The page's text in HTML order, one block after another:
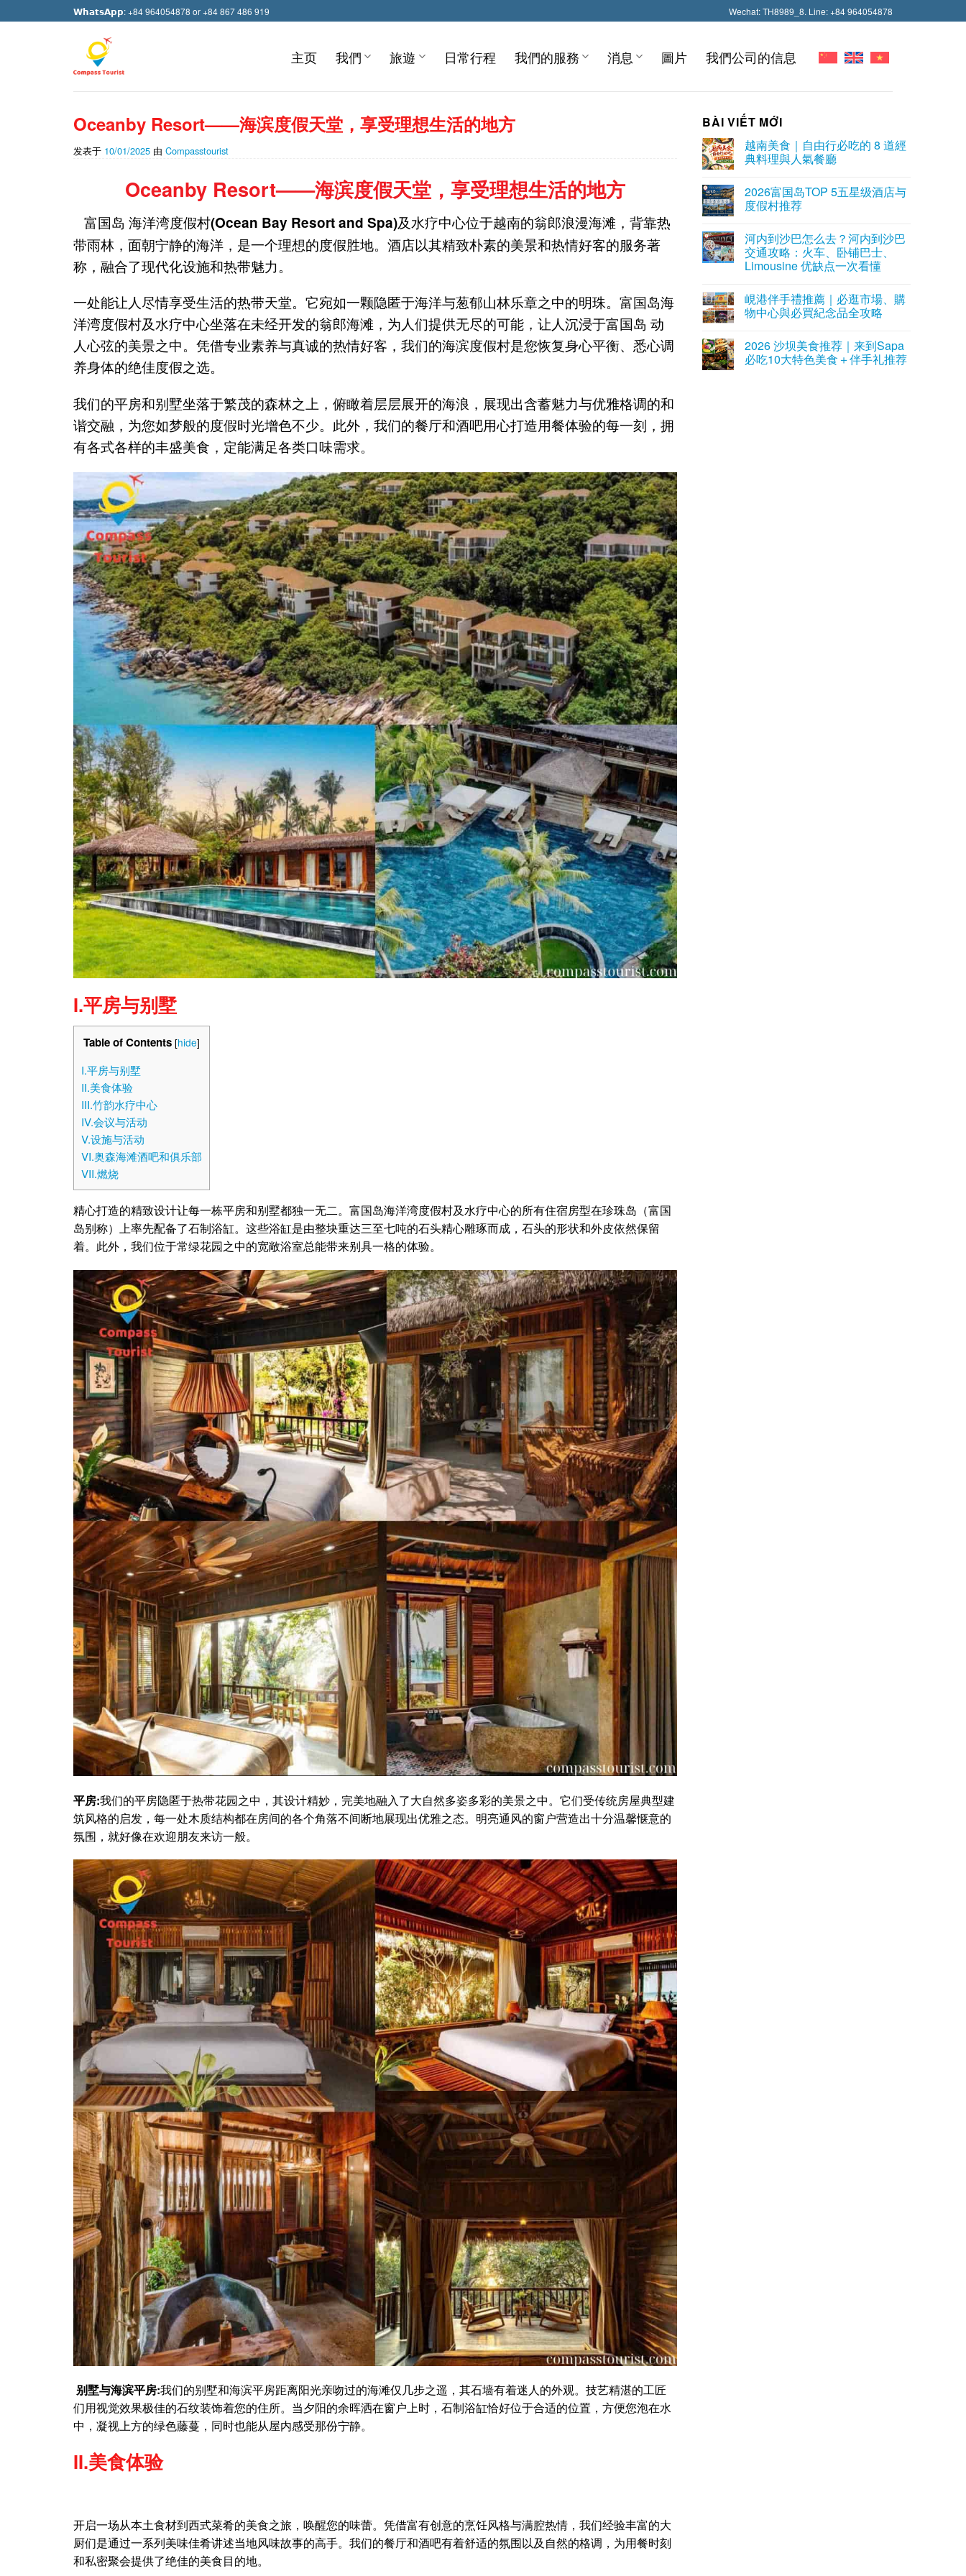
to
𝗪𝗵𝗮𝘁𝘀𝗔𝗽𝗽: +84 964054878 or +84 867 486 919 Wechat: TH8989_8. Line: +84 964054878
主页 我們 旅遊 日常行程 我們的服務 消息 圖片 我們公司的信息
Oceanby Resort——海滨度假天堂，享受理想生活的地方
发表于 10/01/2025 由 Compasstourist
Oceanby Resort——海滨度假天堂，享受理想生活的地方
富国岛 海洋湾度假村(Ocean Bay Resort and Spa)及水疗中心位于越南的翁郎浪漫海滩，背靠热
带雨林，面朝宁静的海洋，是一个理想的度假胜地。酒店以其精致朴素的美景和热情好客的服务著
称，融合了现代化设施和热带魅力。
一处能让人尽情享受生活的热带天堂。它宛如一颗隐匿于海洋与葱郁山林乐章之中的明珠。富国岛海
洋湾度假村及水疗中心坐落在未经开发的翁郎海滩，为人们提供无尽的可能，让人沉浸于富国岛 动
人心弦的美景之中。凭借专业素养与真诚的热情好客，我们的海滨度假村是您恢复身心平衡、悉心调
养身体的绝佳度假之选。
我们的平房和别墅坐落于繁茂的森林之上，俯瞰着层层展开的海浪，展现出含蓄魅力与优雅格调的和
谐交融，为您如梦般的度假时光增色不少。此外，我们的餐厅和酒吧用心打造用餐体验的每一刻，拥
有各式各样的丰盛美食，定能满足各类口味需求。
I.平房与别墅
Table of Contents [hide]
I.平房与别墅
II.美食体验
III.竹韵水疗中心
IV.会议与活动
V.设施与活动
VI.奥森海滩酒吧和俱乐部
VII.燃烧
精心打造的精致设计让每一栋平房和别墅都独一无二。富国岛海洋湾度假村及水疗中心的所有住宿房型在珍珠岛（富国
岛别称）上率先配备了石制浴缸。这些浴缸是由整块重达三至七吨的石头精心雕琢而成，石头的形状和外皮依然保留
着。此外，我们位于常绿花园之中的宽敞浴室总能带来别具一格的体验。
平房:我们的平房隐匿于热带花园之中，其设计精妙，完美地融入了大自然多姿多彩的美景之中。它们受传统房屋典型建
筑风格的启发，每一处木质结构都在房间的各个角落不间断地展现出优雅之态。明亮通风的窗户营造出十分温馨惬意的
氛围，就好像在欢迎朋友来访一般。
别墅与海滨平房:我们的别墅和海滨平房距离阳光亲吻过的海滩仅几步之遥，其石墙有着迷人的外观。技艺精湛的工匠
们用视觉效果极佳的石纹装饰着您的住所。当夕阳的余晖洒在窗户上时，石制浴缸恰好位于合适的位置，方便您泡在水
中，凝视上方的绿色藤蔓，同时也能从屋内感受那份宁静。
II.美食体验
开启一场从本土食材到西式菜肴的美食之旅，唤醒您的味蕾。凭借富有创意的烹饪风格与满腔热情，我们经验丰富的大
厨们是通过一系列美味佳肴讲述当地风味故事的高手。我们的餐厅和酒吧有着舒适的氛围以及自然的格调，为用餐时刻
和私密聚会提供了绝佳的美食目的地。
BÀI VIẾT MỚI
越南美食｜自由行必吃的 8 道經
典料理與人氣餐廳
2026富国岛TOP 5五星级酒店与
度假村推荐
河内到沙巴怎么去？河内到沙巴
交通攻略：火车、卧铺巴士、
Limousine 优缺点一次看懂
峴港伴手禮推薦｜必逛市場、購
物中心與必買紀念品全攻略
2026 沙坝美食推荐｜来到Sapa
必吃10大特色美食＋伴手礼推荐